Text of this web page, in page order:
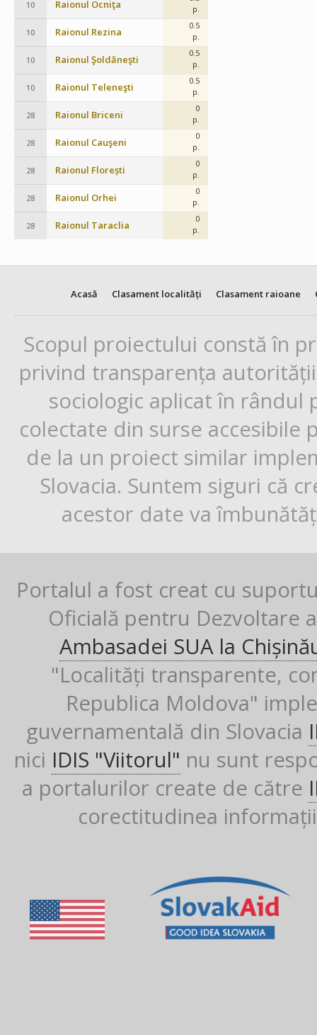
10 Raionul Ocniţa
p.
10 Raionul Rezina
0.5
p.
10 Raionul Şoldăneşti
0.5
p.
10 Raionul Teleneşti
0.5
p.
28 Raionul Briceni
0
p.
28 Raionul Cauşeni
0
p.
28 Raionul Florești
0
p.
28 Raionul Orhei
0
p.
28 Raionul Taraclia
0
p.
Acasă Clasament localități Clasament raioane
Scopul proiectului constă în
privind transparența
sociologic aplicat în rândul
colectate din surse
de la un proiect similar
Slovacia. Suntem siguri că
acestor date va
Portalul a fost creat cu
Oficială pentru Dezvoltare
Ambasadei SUA la
"Localități transparente,
Republica Moldova"
guvernamentală din Slovacia
nici IDIS "Viitorul" nu sunt
a portalurilor create de către
corectitudinea